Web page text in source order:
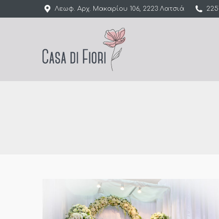
Λεωφ. Αρχ. Μακαρίου 106, 2223 Λατσιά